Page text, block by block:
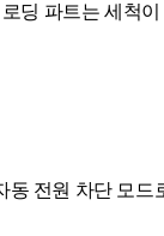
딩 파트는 세척
동 전원 차단 모